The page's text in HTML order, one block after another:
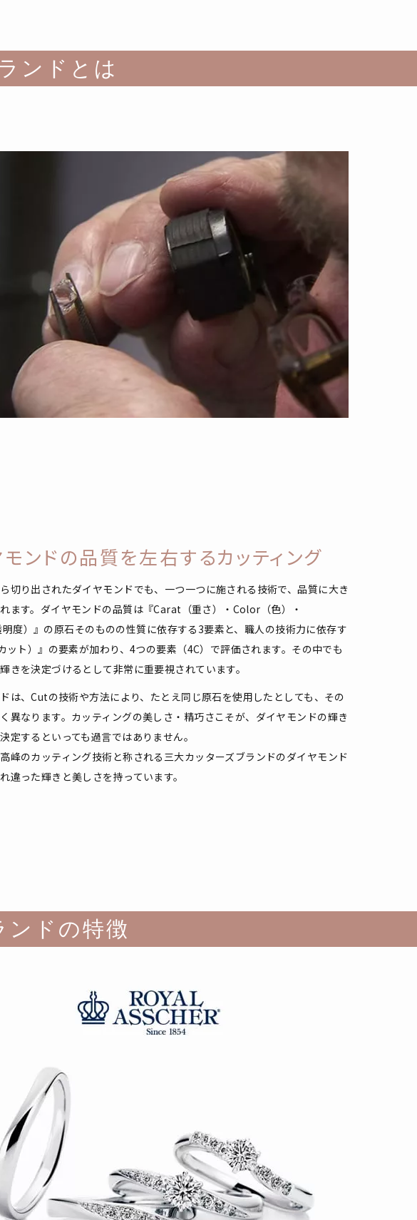
ンドとは
ンドの品質を左右するカッティング
切り出されたダイヤモンドでも、一つ一つに施される技術で、品質に大き
ます。ダイヤモンドの品質は『Carat（重さ）・Color（色）・
度）』の原石そのものの性質に依存する3要素と、職人の技術力に依存す
ット）』の要素が加わり、4つの要素（4C）で評価されます。その中でも
きを決定づけるとして非常に重要視されています。
は、Cutの技術や方法により、たとえ同じ原石を使用したとしても、その
異なります。カッティングの美しさ・精巧さこそが、ダイヤモンドの輝き
定するといっても過言ではありません。
峰のカッティング技術と称される三大カッターズブランドのダイヤモンド
違った輝きと美しさを持っています。
ンドの特徴